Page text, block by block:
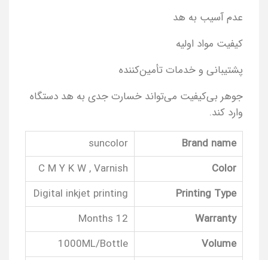
عدم آسیب به هد
کیفیت مواد اولیه
پشتیبانی و خدمات تأمین‌کننده
جوهر بی‌کیفیت می‌تواند خسارت جدی به هد دستگاه
وارد کند.
Brand name
suncolor
Color
C M Y K W , Varnish
Printing Type
Digital inkjet printing
Warranty
12 Months
Volume
1000ML/Bottle